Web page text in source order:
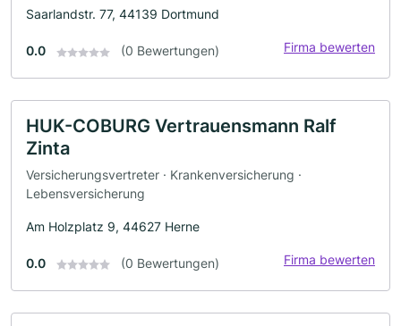
Saarlandstr. 77, 44139 Dortmund
0.0 (0 Bewertungen) Firma bewerten
HUK-COBURG Vertrauensmann Ralf
Zinta
Versicherungsvertreter · Krankenversicherung ·
Lebensversicherung
Am Holzplatz 9, 44627 Herne
0.0 (0 Bewertungen) Firma bewerten